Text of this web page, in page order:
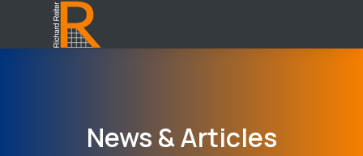
News & Articles